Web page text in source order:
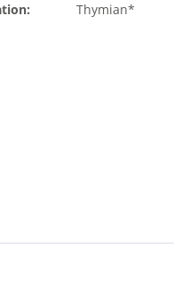
Thymian*